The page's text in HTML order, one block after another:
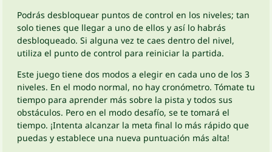
Podrás desbloquear puntos de control en los niveles; tan
solo tienes que llegar a uno de ellos y así lo habrás
desbloqueado. Si alguna vez te caes dentro del nivel,
utiliza el punto de control para reiniciar la partida.
Este juego tiene dos modos a elegir en cada uno de los 3
niveles. En el modo normal, no hay cronómetro. Tómate tu
tiempo para aprender más sobre la pista y todos sus
obstáculos. Pero en el modo desafío, se te tomará el
tiempo. ¡Intenta alcanzar la meta final lo más rápido que
puedas y establece una nueva puntuación más alta!